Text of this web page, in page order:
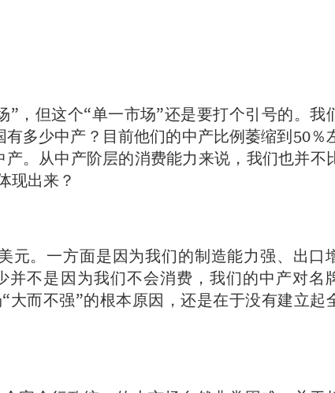
，但这个“单一市场”还是要打个引号的。我
多少中产？目前他们的中产比例萎缩到50％
产。从中产阶层的消费能力来说，我们也并不
现出来？
元。一方面是因为我们的制造能力强、出口
并不是因为我们不会消费，我们的中产对名
而不强”的根本原因，还是在于没有建立起